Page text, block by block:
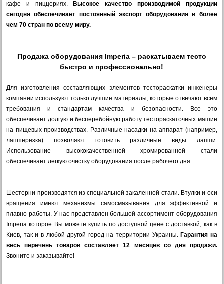
кафе и пиццериях.
Высокое качество производимой продукции
сегодня обеспечивает постоянный экспорт оборудования в более
чем 70 стран по всему миру.
Продажа оборудования Imperia – раскатываем тесто
быстро и профессионально!
Для изготовления составляющих элементов тестораскатки инженеры
компании используют только лучшие материалы, которые отвечают всем
требования и стандартам качества и безопасности. Все это
обеспечивает долгую и бесперебойную работу тестораскаточных машин
на пищевых производствах. Различные насадки на аппарат (например,
лапшерезка) позволяют готовить различные виды лапши.
Использование высококачественной хромированной стали
обеспечивает легкую очистку оборудования после рабочего дня.
Шестерни производятся из специальной закаленной стали. Втулки и оси
вращения имеют механизмы самосмазывания для эффективной и
плавно работы. У нас представлен большой ассортимент оборудования
Imperia которое Вы можете купить по доступной цене с доставкой, как в
Киев, так и в любой другой город на территории Украины. Гарантия на
весь перечень товаров составляет 12 месяцев со дня продажи.
Звоните и заказывайте!